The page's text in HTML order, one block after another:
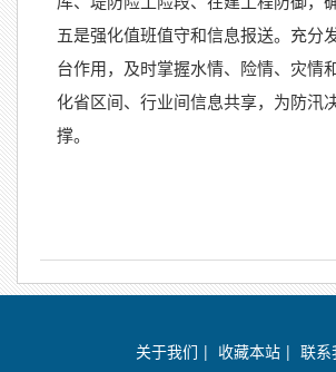
五是强化值班值守和信息报送。充分
台作用，及时掌握水情、险情、灾情
化省区间、行业间信息共享，为防汛
撑。
关于我们 | 收藏本站 | 联系